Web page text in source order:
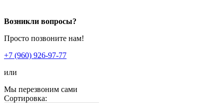
Возникли вопросы?
Просто позвоните нам!
+7 (960) 926-97-77
или
Мы перезвоним сами
Сортировка: